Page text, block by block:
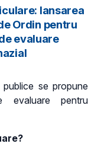
lansarea
Ordin pentru
evaluare
se propune
evaluare pentru